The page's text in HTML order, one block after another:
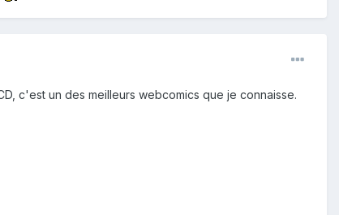
c'est un des meilleurs webcomics que je connaisse.